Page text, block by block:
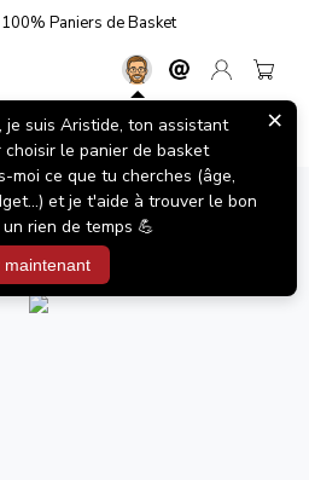
Paniers de Basket
Edition Chicago Bulls Wilson
Collector City Edition Chicago Bulls
Edition Chicago Bulls
je suis Aristide, ton assistant
choisir le panier de basket
moi ce que tu cherches (âge,
et je t'aide à trouver le bon
rien de temps 💪
maintenant
×